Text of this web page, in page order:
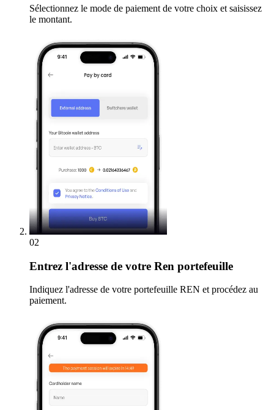
Sélectionnez le mode de paiement de votre choix et saisissez
le montant.
02
Entrez l'adresse de votre Ren portefeuille
Indiquez l'adresse de votre portefeuille REN et procédez au
paiement.